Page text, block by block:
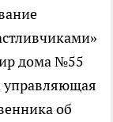
дома №55
управляющая
об